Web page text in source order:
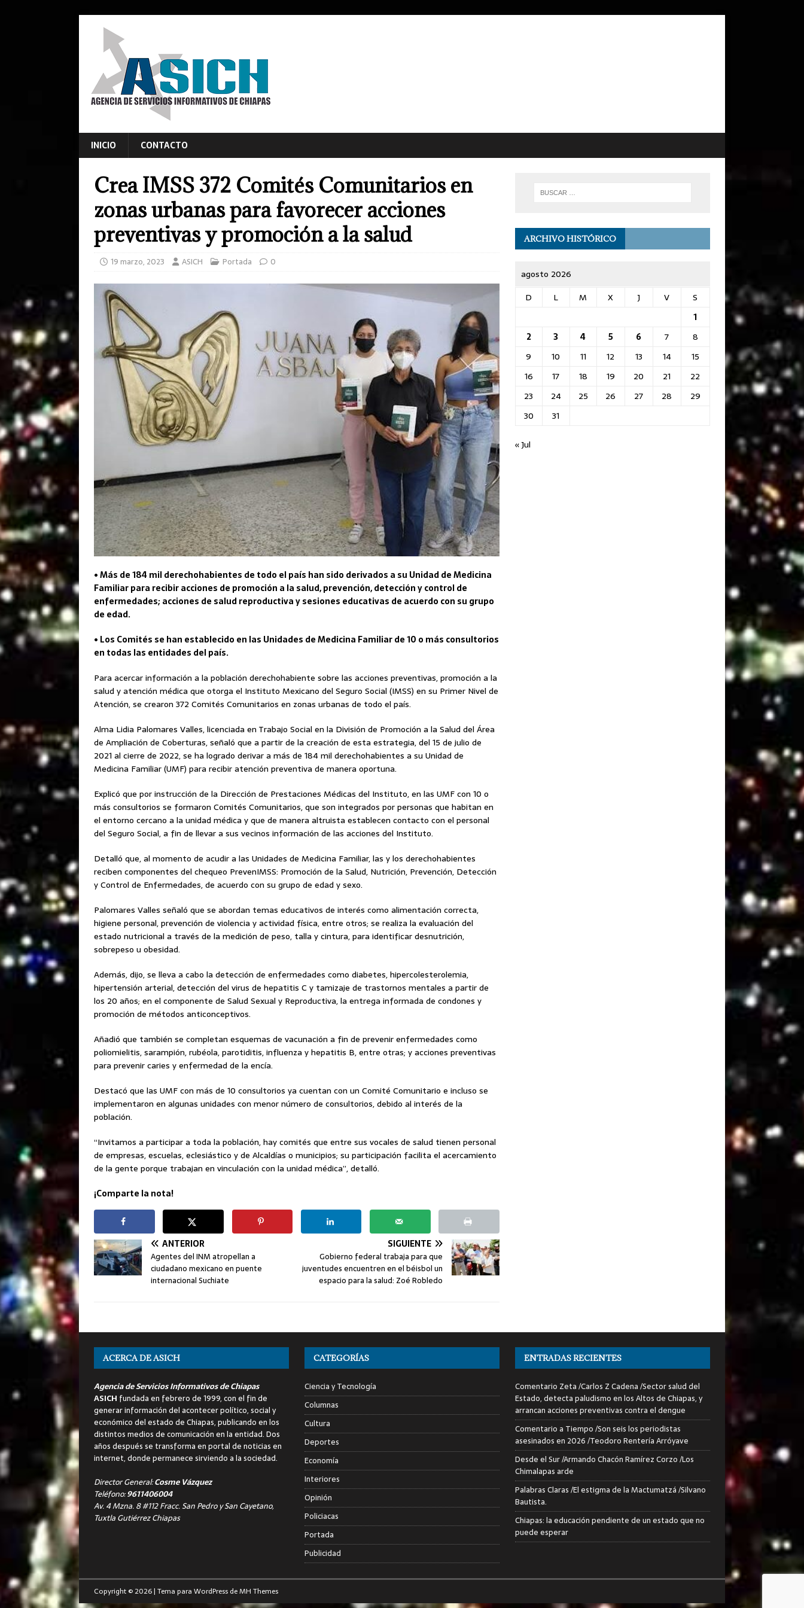
INICIO CONTACTO
Crea IMSS 372 Comités Comunitarios en
zonas urbanas para favorecer acciones
preventivas y promoción a la salud
19 marzo, 2023 ASICH Portada 0
• Más de 184 mil derechohabientes de todo el país han sido derivados a su Unidad de Medicina
Familiar para recibir acciones de promoción a la salud, prevención, detección y control de
enfermedades; acciones de salud reproductiva y sesiones educativas de acuerdo con su grupo
de edad.
• Los Comités se han establecido en las Unidades de Medicina Familiar de 10 o más consultorios
en todas las entidades del país.
Para acercar información a la población derechohabiente sobre las acciones preventivas, promoción a la
salud y atención médica que otorga el Instituto Mexicano del Seguro Social (IMSS) en su Primer Nivel de
Atención, se crearon 372 Comités Comunitarios en zonas urbanas de todo el país.
Alma Lidia Palomares Valles, licenciada en Trabajo Social en la División de Promoción a la Salud del Área
de Ampliación de Coberturas, señaló que a partir de la creación de esta estrategia, del 15 de julio de
2021 al cierre de 2022, se ha logrado derivar a más de 184 mil derechohabientes a su Unidad de
Medicina Familiar (UMF) para recibir atención preventiva de manera oportuna.
Explicó que por instrucción de la Dirección de Prestaciones Médicas del Instituto, en las UMF con 10 o
más consultorios se formaron Comités Comunitarios, que son integrados por personas que habitan en
el entorno cercano a la unidad médica y que de manera altruista establecen contacto con el personal
del Seguro Social, a fin de llevar a sus vecinos información de las acciones del Instituto.
Detalló que, al momento de acudir a las Unidades de Medicina Familiar, las y los derechohabientes
reciben componentes del chequeo PrevenIMSS: Promoción de la Salud, Nutrición, Prevención, Detección
y Control de Enfermedades, de acuerdo con su grupo de edad y sexo.
Palomares Valles señaló que se abordan temas educativos de interés como alimentación correcta,
higiene personal, prevención de violencia y actividad física, entre otros; se realiza la evaluación del
estado nutricional a través de la medición de peso, talla y cintura, para identificar desnutrición,
sobrepeso u obesidad.
Además, dijo, se lleva a cabo la detección de enfermedades como diabetes, hipercolesterolemia,
hipertensión arterial, detección del virus de hepatitis C y tamizaje de trastornos mentales a partir de
los 20 años; en el componente de Salud Sexual y Reproductiva, la entrega informada de condones y
promoción de métodos anticonceptivos.
Añadió que también se completan esquemas de vacunación a fin de prevenir enfermedades como
poliomielitis, sarampión, rubéola, parotiditis, influenza y hepatitis B, entre otras; y acciones preventivas
para prevenir caries y enfermedad de la encía.
Destacó que las UMF con más de 10 consultorios ya cuentan con un Comité Comunitario e incluso se
implementaron en algunas unidades con menor número de consultorios, debido al interés de la
población.
“Invitamos a participar a toda la población, hay comités que entre sus vocales de salud tienen personal
de empresas, escuelas, eclesiástico y de Alcaldías o municipios; su participación facilita el acercamiento
de la gente porque trabajan en vinculación con la unidad médica”, detalló.
¡Comparte la nota!
ANTERIOR
Agentes del INM atropellan a
ciudadano mexicano en puente
internacional Suchiate
SIGUIENTE
Gobierno federal trabaja para que
juventudes encuentren en el béisbol un
espacio para la salud: Zoé Robledo
ARCHIVO HISTÓRICO
agosto 2026
D
L M X J V
S
1
2
3 4 5 6 7
8
9
10 11 12 13 14
15
16
17 18 19 20 21
22
23
24 25 26 27 28
29
30
31
« Jul
ACERCA DE ASICH
Agencia de Servicios Informativos de Chiapas
ASICH fundada en febrero de 1999, con el fin de
generar información del acontecer político, social y
económico del estado de Chiapas, publicando en los
distintos medios de comunicación en la entidad. Dos
años después se transforma en portal de noticias en
internet, donde permanece sirviendo a la sociedad.
Director General:Cosme Vázquez
Teléfono:9611406004
Av. 4 Mzna. 8 #112 Fracc. San Pedro y San Cayetano,
Tuxtla Gutiérrez Chiapas
CATEGORÍAS
Ciencia y Tecnología
Columnas
Cultura
Deportes
Economía
Interiores
Opinión
Policiacas
Portada
Publicidad
ENTRADAS RECIENTES
Comentario Zeta /Carlos Z Cadena /Sector salud del
Estado, detecta paludismo en los Altos de Chiapas, y
arrancan acciones preventivas contra el dengue
Comentario a Tiempo /Son seis los periodistas
asesinados en 2026 /Teodoro Rentería Arróyave
Desde el Sur /Armando Chacón Ramírez Corzo /Los
Chimalapas arde
Palabras Claras /El estigma de la Mactumatzá /Silvano
Bautista.
Chiapas: la educación pendiente de un estado que no
puede esperar
Copyright © 2026 | Tema para WordPress deMH Themes